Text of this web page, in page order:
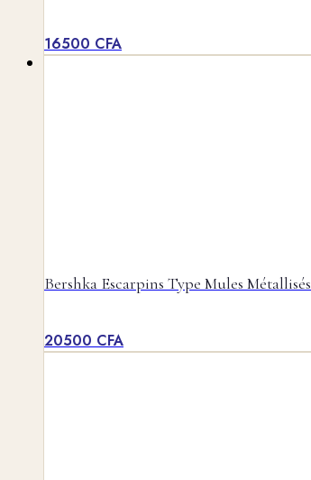
16500 CFA
Bershka Escarpins Type Mules Métallisés
20500 CFA